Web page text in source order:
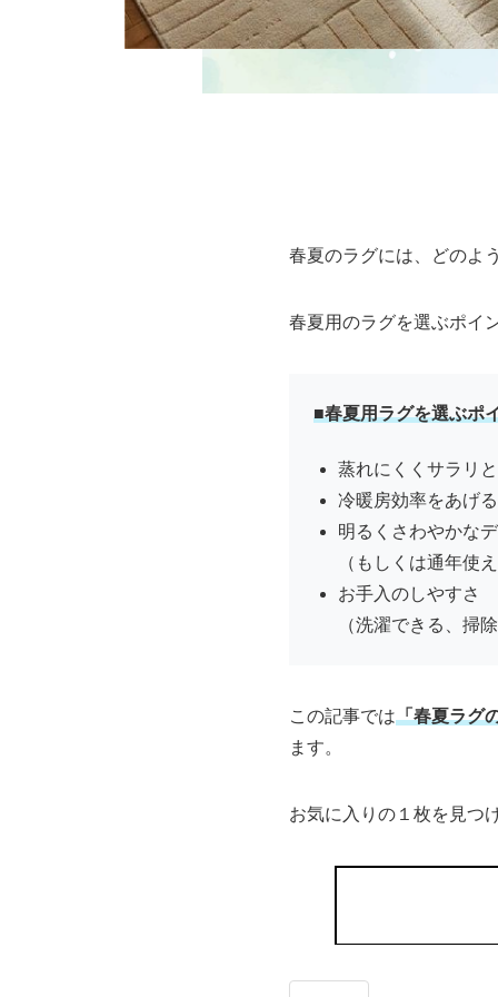
春夏のラグには、どのよ
春夏用のラグを選ぶポイ
■春夏用ラグを選ぶポ
蒸れにくくサラリ
冷暖房効率をあげ
明るくさわやかな
（もしくは通年使
お手入のしやすさ
（洗濯できる、掃
この記事では「春夏ラグ
ます。
お気に入りの１枚を見つ